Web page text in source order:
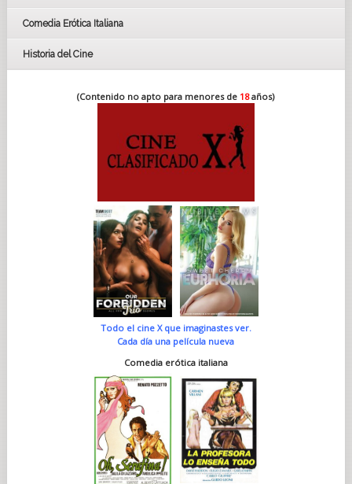
Comedia Erótica Italiana
Historia del Cine
(Contenido no apto para menores de 18años)
Todo el cine X que imaginastes ver.
Cada día una película nueva
Comedia erótica italiana